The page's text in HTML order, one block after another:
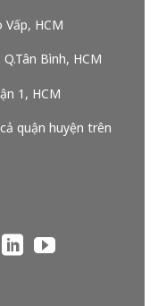
HCM
Bình, HCM
1, HCM
quận huyện trên